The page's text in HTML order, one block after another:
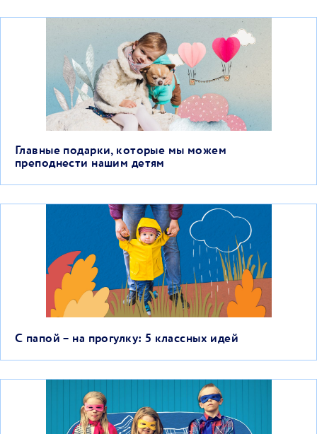
Главные подарки, которые мы можем
преподнести нашим детям
С папой – на прогулку: 5 классных идей